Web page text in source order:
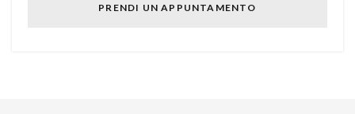
PRENDI UN APPUNTAMENTO